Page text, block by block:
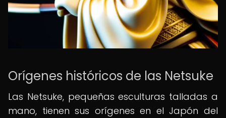
Orígenes históricos de las Netsuke
Las Netsuke, pequeñas esculturas talladas a
mano, tienen sus orígenes en el Japón del